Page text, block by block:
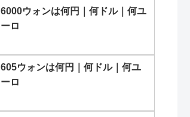
6000ウォンは何円｜何ドル｜何ユ
ーロ
605ウォンは何円｜何ドル｜何ユ
ーロ